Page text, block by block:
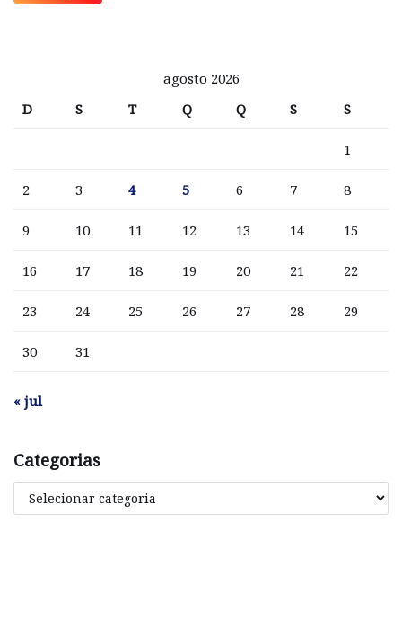
agosto 2026
D
S T Q Q S S
1
2 3 4 5 6 7 8
9 10 11 12 13 14 15
16 17 18 19 20 21 22
23 24 25 26 27 28 29
30 31
« jul
Categorias